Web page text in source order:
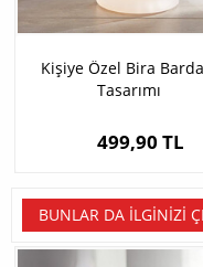
Kişiye Özel Bira
Tasarımı
499,90 TL
BUNLAR DA İLGINIZI